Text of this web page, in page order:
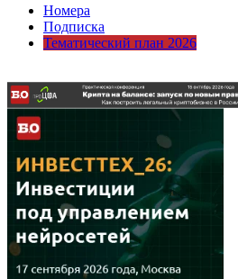
Номера
Подписка
Тематический план 2026